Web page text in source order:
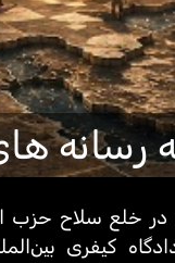
رسانه
خلع سلاح حزب
کیفری